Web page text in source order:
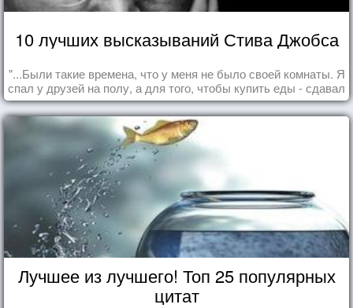
10 лучших высказываний Стива Джобса
"...Были такие времена, что у меня не было своей комнаты. Я
спал у друзей на полу, а для того, чтобы купить еды - сдавал
бутылки из под кока-колы"
Лучшее из лучшего! Топ 25 популярных
цитат